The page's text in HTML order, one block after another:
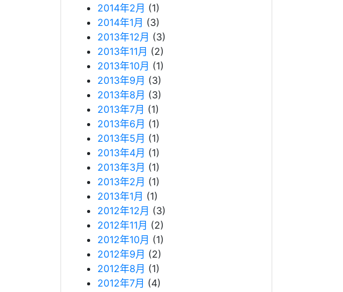
2014年2月 (1)
2014年1月 (3)
2013年12月 (3)
2013年11月 (2)
2013年10月 (1)
2013年9月 (3)
2013年8月 (3)
2013年7月 (1)
2013年6月 (1)
2013年5月 (1)
2013年4月 (1)
2013年3月 (1)
2013年2月 (1)
2013年1月 (1)
2012年12月 (3)
2012年11月 (2)
2012年10月 (1)
2012年9月 (2)
2012年8月 (1)
2012年7月 (4)